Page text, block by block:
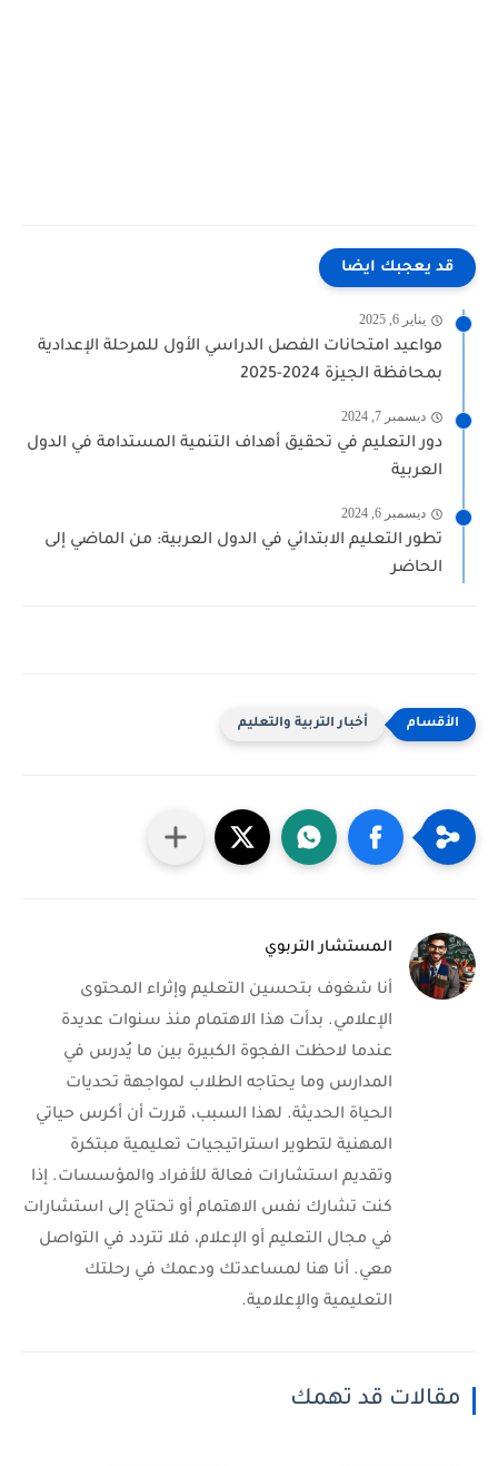
قد يعجبك ايضا
يناير 6, 2025
مواعيد امتحانات الفصل الدراسي الأول للمرحلة الإعدادية
بمحافظة الجيزة 2024-2025
ديسمبر 7, 2024
دور التعليم في تحقيق أهداف التنمية المستدامة في الدول
العربية
ديسمبر 6, 2024
تطور التعليم الابتدائي في الدول العربية: من الماضي إلى
الحاضر
أخبار التربية والتعليم
المستشار التربوي
أنا شغوف بتحسين التعليم وإثراء المحتوى
الإعلامي. بدأت هذا الاهتمام منذ سنوات عديدة
عندما لاحظت الفجوة الكبيرة بين ما يُدرس في
المدارس وما يحتاجه الطلاب لمواجهة تحديات
الحياة الحديثة. لهذا السبب، قررت أن أكرس حياتي
المهنية لتطوير استراتيجيات تعليمية مبتكرة
وتقديم استشارات فعالة للأفراد والمؤسسات. إذا
كنت تشارك نفس الاهتمام أو تحتاج إلى استشارات
في مجال التعليم أو الإعلام، فلا تتردد في التواصل
معي. أنا هنا لمساعدتك ودعمك في رحلتك
التعليمية والإعلامية.
مقالات قد تهمك